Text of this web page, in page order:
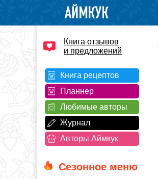
Книга отзывов
и предложений
Книга рецептов
Планнер
Любимые авторы
Журнал
Авторы Аймкук
Сезонное меню